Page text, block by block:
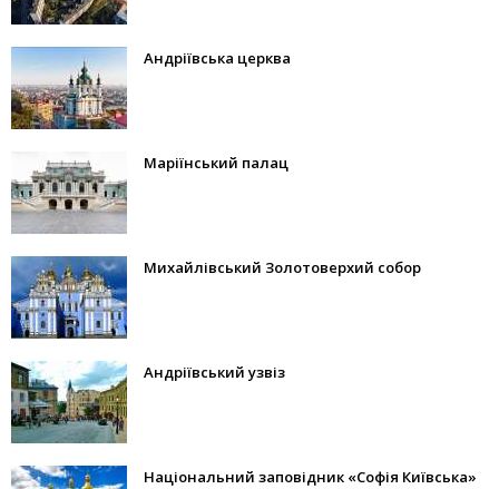
Андріївська церква
Маріїнський палац
Михайлівський Золотоверхий собор
Андріївський узвіз
Національний заповідник «Софія Київська»